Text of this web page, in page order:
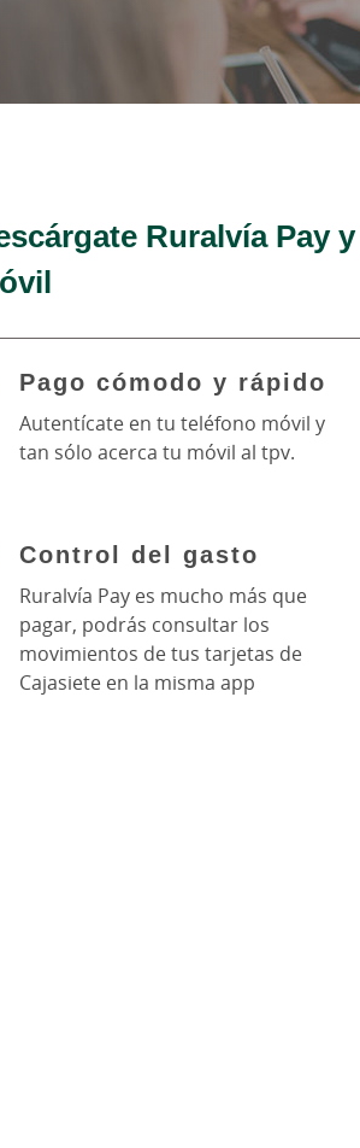
Ruralvía Pay
Pago cómodo y rápido
Autentícate en tu teléfono móvil y
tan sólo acerca tu móvil al tpv.
Control del gasto
Ruralvía Pay es mucho más que
pagar, podrás consultar los
movimientos de tus tarjetas de
Cajasiete en la misma app